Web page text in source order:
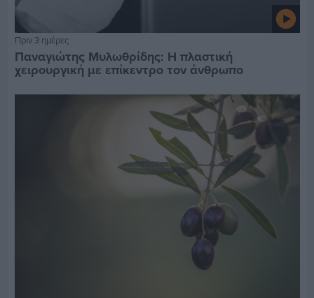
Πριν 3 ημέρες
Παναγιώτης Μυλωθρίδης: Η πλαστική
χειρουργική με επίκεντρο τον άνθρωπο